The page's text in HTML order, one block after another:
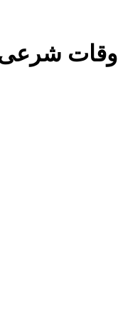
اوقات